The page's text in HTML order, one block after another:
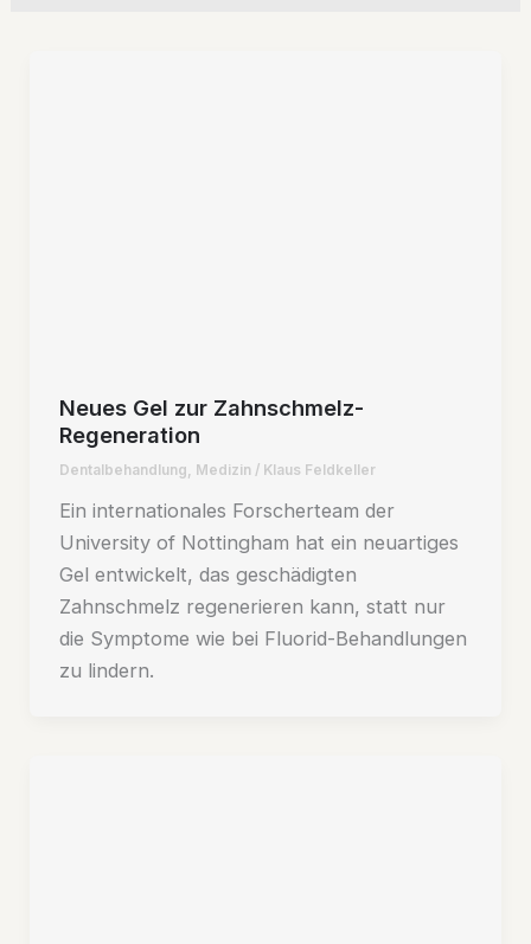
Neues Gel zur Zahnschmelz-
Regeneration
Dentalbehandlung, Medizin / Klaus Feldkeller
Ein internationales Forscherteam der
University of Nottingham hat ein neuartiges
Gel entwickelt, das geschädigten
Zahnschmelz regenerieren kann, statt nur
die Symptome wie bei Fluorid-Behandlungen
zu lindern.